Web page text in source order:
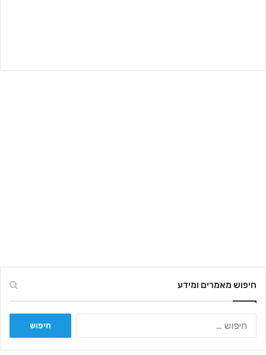
חיפוש מאמרים ומידע